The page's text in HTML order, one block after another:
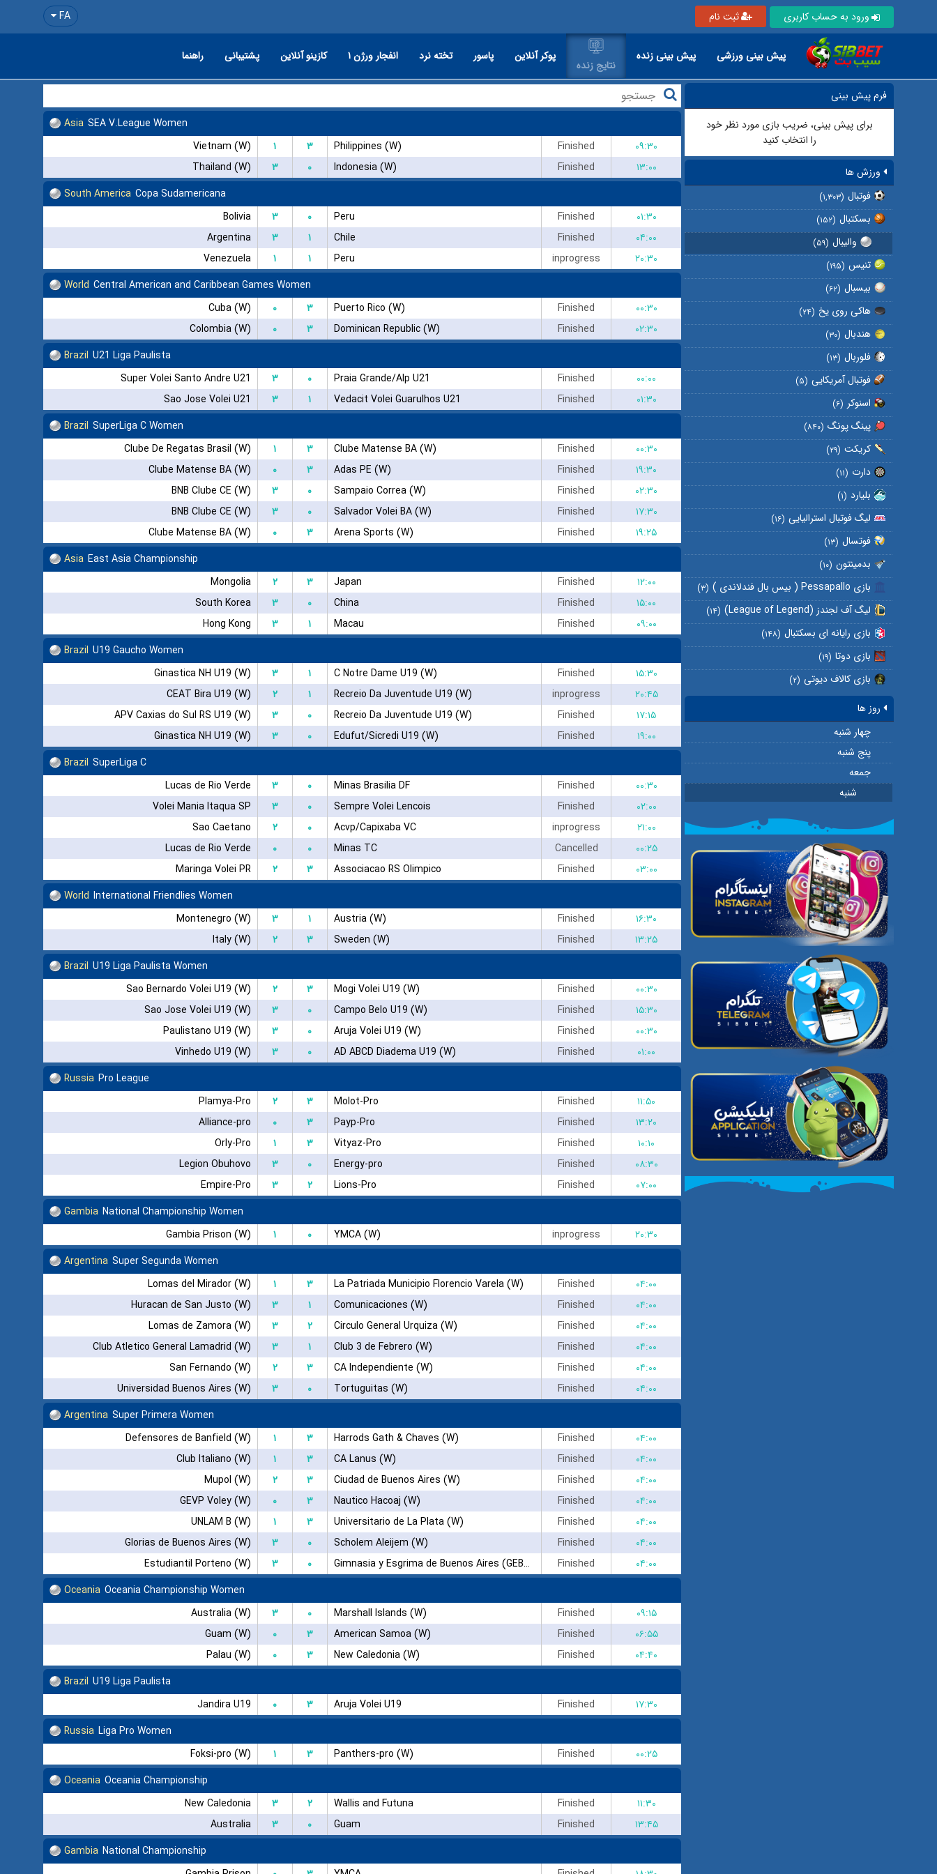
FA ورود به حساب کاربری ثبت نام
پیش بینی ورزشی پیش بینی زنده
نتایج زنده
پوکر آنلاین پاسور تخته نرد انفجار ورژن ۱ کازینو آنلاین پشتیبانی راهنما
فرم پیش بینی
برای پیش بینی، ضریب بازی مورد نظر خود
را انتخاب کنید
ورزش ها
فوتبال (۱,۳۰۳)
بسکتبال (۱۵۲)
والیبال (۵۹)
تنیس (۱۹۵)
بیسبال (۶۲)
هاکی روی یخ (۲۴)
هندبال (۳۰)
فلوربال (۱۳)
فوتبال آمریکایی (۵)
اسنوکر (۶)
پینگ پونگ (۸۴۰)
کریکت (۲۹)
دارت (۱۱)
بلیارد (۱)
لیگ فوتبال استرالیایی (۱۶)
فوتسال (۱۳)
بدمینتون (۱۰)
بازی Pessapallo ( بیس بال فندلاندی ) (۳)
لیگ آف لجندز (League of Legend) (۱۴)
بازی رایانه ای بسکتبال (۱۴۸)
بازی دوتا (۱۹)
بازی کالاف دیوتی (۲)
روز ها
چهار شنبه
پنج شنبه
جمعه
شنبه
Asia SEA V.League Women
Vietnam (W)
۱ ۳ Philippines (W) Finished
۰۹:۳۰
Thailand (W)
۳ ۰ Indonesia (W) Finished
۱۳:۰۰
South America Copa Sudamericana
Bolivia
۳ ۰ Peru Finished
۰۱:۳۰
Argentina
۳ ۱ Chile Finished
۰۴:۰۰
Venezuela
۱ ۱ Peru inprogress
۲۰:۳۰
World Central American and Caribbean Games Women
Cuba (W)
۰ ۳ Puerto Rico (W) Finished
۰۰:۳۰
Colombia (W)
۰ ۳ Dominican Republic (W) Finished
۰۲:۳۰
Brazil U21 Liga Paulista
Super Volei Santo Andre U21
۳ ۰ Praia Grande/Alp U21 Finished
۰۰:۰۰
Sao Jose Volei U21
۳ ۱ Vedacit Volei Guarulhos U21 Finished
۰۱:۳۰
Brazil SuperLiga C Women
Clube De Regatas Brasil (W)
۱ ۳ Clube Matense BA (W) Finished
۰۰:۳۰
Clube Matense BA (W)
۰ ۳ Adas PE (W) Finished
۱۹:۳۰
BNB Clube CE (W)
۳ ۰ Sampaio Correa (W) Finished
۰۲:۳۰
BNB Clube CE (W)
۳ ۰ Salvador Volei BA (W) Finished
۱۷:۳۰
Clube Matense BA (W)
۰ ۳ Arena Sports (W) Finished
۱۹:۲۵
Asia East Asia Championship
Mongolia
۲ ۳ Japan Finished
۱۲:۰۰
South Korea
۳ ۰ China Finished
۱۵:۰۰
Hong Kong
۳ ۱ Macau Finished
۰۹:۰۰
Brazil U19 Gaucho Women
Ginastica NH U19 (W)
۳ ۱ C Notre Dame U19 (W) Finished
۱۵:۳۰
CEAT Bira U19 (W)
۲ ۱ Recreio Da Juventude U19 (W) inprogress
۲۰:۴۵
APV Caxias do Sul RS U19 (W)
۳ ۰ Recreio Da Juventude U19 (W) Finished
۱۷:۱۵
Ginastica NH U19 (W)
۳ ۰ Edufut/Sicredi U19 (W) Finished
۱۹:۰۰
Brazil SuperLiga C
Lucas de Rio Verde
۳ ۰ Minas Brasilia DF Finished
۰۰:۳۰
Volei Mania Itaqua SP
۳ ۰ Sempre Volei Lencois Finished
۰۲:۰۰
Sao Caetano
۲ ۰ Acvp/Capixaba VC inprogress
۲۱:۰۰
Lucas de Rio Verde
۰ ۰ Minas TC Cancelled
۰۰:۲۵
Maringa Volei PR
۲ ۳ Associacao RS Olimpico Finished
۰۳:۰۰
World International Friendlies Women
Montenegro (W)
۳ ۱ Austria (W) Finished
۱۶:۳۰
Italy (W)
۲ ۳ Sweden (W) Finished
۱۳:۲۵
Brazil U19 Liga Paulista Women
Sao Bernardo Volei U19 (W)
۲ ۳ Mogi Volei U19 (W) Finished
۰۰:۳۰
Sao Jose Volei U19 (W)
۳ ۰ Campo Belo U19 (W) Finished
۱۵:۳۰
Paulistano U19 (W)
۳ ۰ Aruja Volei U19 (W) Finished
۰۰:۳۰
Vinhedo U19 (W)
۳ ۰ AD ABCD Diadema U19 (W) Finished
۰۱:۰۰
Russia Pro League
Plamya-Pro
۲ ۳ Molot-Pro Finished
۱۱:۵۰
Alliance-pro
۰ ۳ Payp-Pro Finished
۱۳:۲۰
Orly-Pro
۱ ۳ Vityaz-Pro Finished
۱۰:۱۰
Legion Obuhovo
۳ ۰ Energy-pro Finished
۰۸:۳۰
Empire-Pro
۳ ۲ Lions-Pro Finished
۰۷:۰۰
Gambia National Championship Women
Gambia Prison (W)
۱ ۰ YMCA (W) inprogress
۲۰:۳۰
Argentina Super Segunda Women
Lomas del Mirador (W)
۱ ۳ La Patriada Municipio Florencio Varela (W) Finished
۰۴:۰۰
Huracan de San Justo (W)
۳ ۱ Comunicaciones (W) Finished
۰۴:۰۰
Lomas de Zamora (W)
۳ ۲ Circulo General Urquiza (W) Finished
۰۴:۰۰
Club Atletico General Lamadrid (W)
۳ ۱ Club 3 de Febrero (W) Finished
۰۴:۰۰
San Fernando (W)
۲ ۳ CA Independiente (W) Finished
۰۴:۰۰
Universidad Buenos Aires (W)
۳ ۰ Tortuguitas (W) Finished
۰۴:۰۰
Argentina Super Primera Women
Defensores de Banfield (W)
۱ ۳ Harrods Gath & Chaves (W) Finished
۰۴:۰۰
Club Italiano (W)
۱ ۳ CA Lanus (W) Finished
۰۴:۰۰
Mupol (W)
۲ ۳ Ciudad de Buenos Aires (W) Finished
۰۴:۰۰
GEVP Voley (W)
۰ ۳ Nautico Hacoaj (W) Finished
۰۴:۰۰
UNLAM B (W)
۱ ۳ Universitario de La Plata (W) Finished
۰۴:۰۰
Glorias de Buenos Aires (W)
۳ ۰ Scholem Aleijem (W) Finished
۰۴:۰۰
Estudiantil Porteno (W)
۳ ۰ Gimnasia y Esgrima de Buenos Aires (GEBA) (W) Finished
۰۴:۰۰
Oceania Oceania Championship Women
Australia (W)
۳ ۰ Marshall Islands (W) Finished
۰۹:۱۵
Guam (W)
۰ ۳ American Samoa (W) Finished
۰۶:۵۵
Palau (W)
۰ ۳ New Caledonia (W) Finished
۰۴:۴۰
Brazil U19 Liga Paulista
Jandira U19
۰ ۳ Aruja Volei U19 Finished
۱۷:۳۰
Russia Liga Pro Women
Foksi-pro (W)
۱ ۳ Panthers-pro (W) Finished
۰۰:۲۵
Oceania Oceania Championship
New Caledonia
۳ ۲ Wallis and Futuna Finished
۱۱:۳۰
Australia
۳ ۰ Guam Finished
۱۳:۴۵
Gambia National Championship